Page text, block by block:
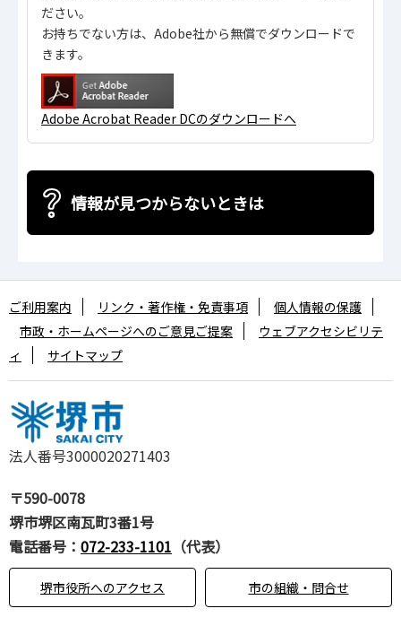
ださい。
お持ちでない方は、Adobe社から無償でダウンロードで
きます。
Adobe Acrobat Reader DCのダウンロードへ
情報が見つからないときは
法人番号3000020271403
〒590-0078
堺市堺区南瓦町3番1号
電話番号： 072-233-1101 （代表）
堺市役所へのアクセス 市の組織・問合せ
ご利用案内 リンク・著作権・免責事項
個人情報の保護
市政・ホームページへのご意見ご提案
ウェブアクセシビリテ
ィ
サイトマップ